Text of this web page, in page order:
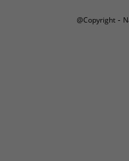
@Copyright-